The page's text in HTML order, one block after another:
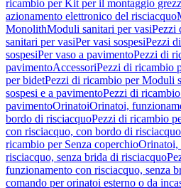
ricambio per Kit per il montaggio
azionamento elettronico del risciacquo
MonolithModuli sanitari per vasiPezzi
sanitari per vasiPer vasi sospesiPezzi
sospesiPer vaso a pavimentoPezzi di
pavimentoAccessoriPezzi di ricambio
per bidetPezzi di ricambio per Moduli
sospesi e a pavimentoPezzi di
pavimentoOrinatoiOrinatoi,
bordo di risciacquoPezzi di ricambio
con risciacquo, con bordo di risciacquo
ricambio per Senza coperchioOrinatoi,
risciacquo, senza brida di risciacquo
funzionamento con risciacquo, senza
comando per orinatoi esterno o da